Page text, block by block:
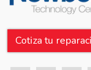
Cotiza tu